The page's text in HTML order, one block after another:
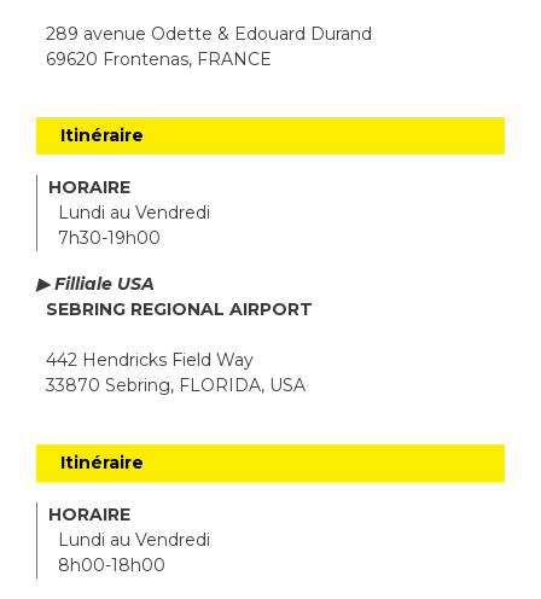
289 avenue Odette & Edouard Durand
69620 Frontenas, FRANCE
Itinéraire
HORAIRE
Lundi au Vendredi
7h30-19h00
▶ Filliale USA
SEBRING REGIONAL AIRPORT
442 Hendricks Field Way
33870 Sebring, FLORIDA, USA
Itinéraire
HORAIRE
Lundi au Vendredi
8h00-18h00